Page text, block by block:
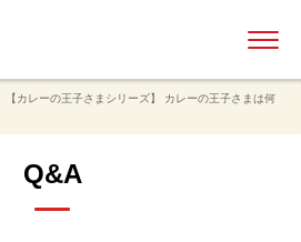
【カレーの王子さまシリーズ】 カレーの王子さまは何
Q&A